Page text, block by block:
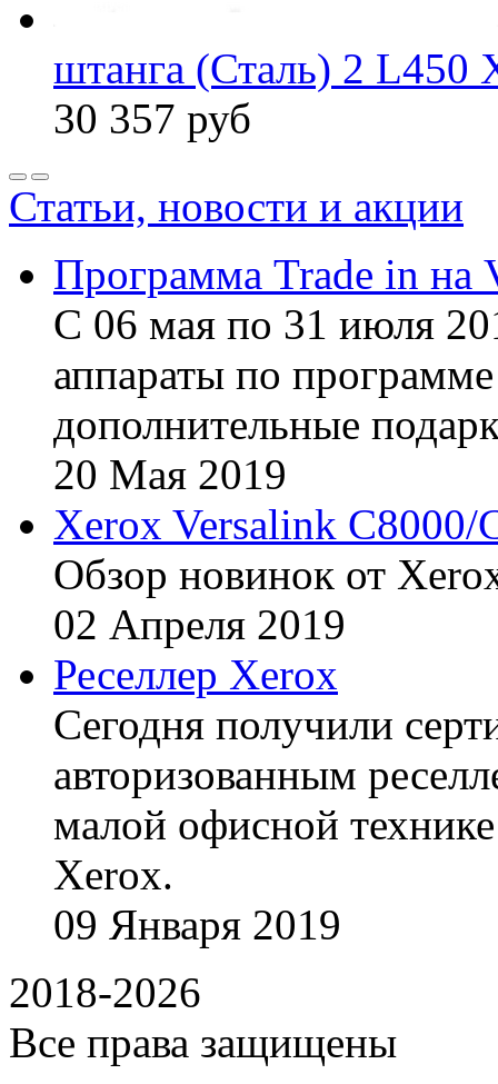
штанга (Сталь) 2 L450
30 357 руб
Статьи, новости и акции
Программа Trade in на
С 06 мая по 31 июля
аппараты по
дополнительные
20 Мая 2019
Xerox Versalink C8000/
Обзор новинок от
02 Апреля 2019
Реселлер Xerox
Сегодня получили
авторизованным
малой офисной
Xerox.
09 Января 2019
2018-2026
Все права защищены